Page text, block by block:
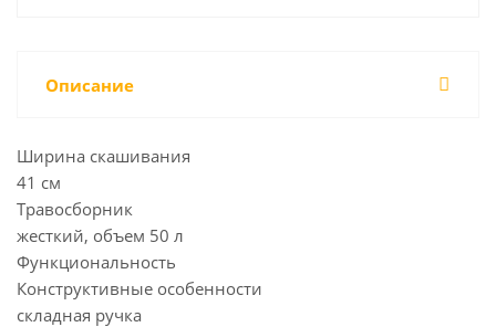
Описание
Ширина скашивания
41 см
Травосборник
жесткий, объем 50 л
Функциональность
Конструктивные особенности
складная ручка